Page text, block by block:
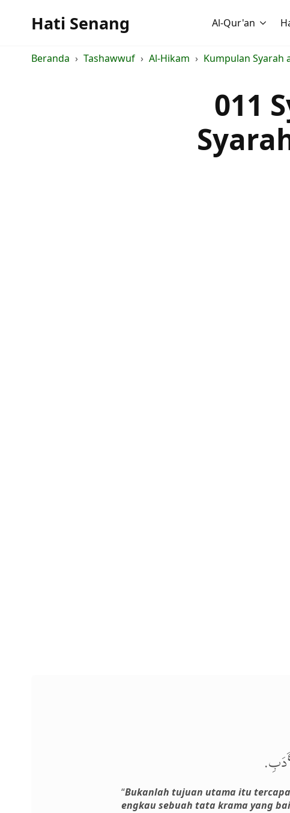
Hati Senang Al-Qur'an
Beranda Tashawwuf Al-Hikam Kumpulan Syarah
011
“Bukanlah tujuan utama itu
engkau sebuah tata krama yang